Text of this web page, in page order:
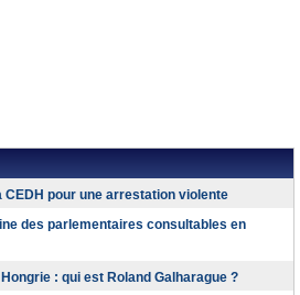
CEDH pour une arrestation violente
des parlementaires consultables en
: qui est Roland Galharague ?